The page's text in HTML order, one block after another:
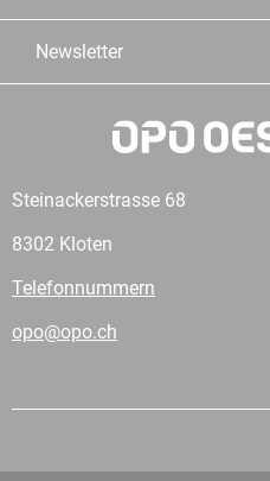
Newsletter
Steinackerstrasse 68
8302 Kloten
Telefonnummern
opo@opo.ch